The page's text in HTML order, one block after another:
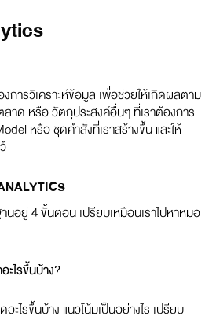
การวิเคราะห์ข้อมูล เพื่อช่วยให้เกิดผลตาม
าด หรือ วัตถุประสงค์อื่นๆ ที่เราต้องการ
หรือ ชุดคำสั่งที่เราสร้างขึ้น และให้
อยู่ 4 ขั้นตอน เปรียบเหมือนเราไปหาหมอ
ไรขึ้นบ้าง?
ะไรขึ้นบ้าง แนวโน้มเป็นอย่างไร เปรียบ